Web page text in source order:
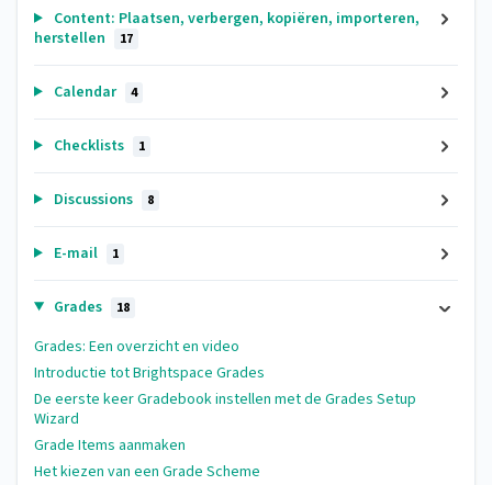
Content: Plaatsen, verbergen, kopiëren, importeren,
herstellen
17
Calendar 4
Checklists 1
Discussions 8
E-mail 1
Grades 18
Grades: Een overzicht en video
Introductie tot Brightspace Grades
De eerste keer Gradebook instellen met de Grades Setup
Wizard
Grade Items aanmaken
Het kiezen van een Grade Scheme